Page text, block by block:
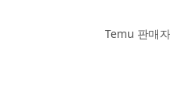
Temu 판매